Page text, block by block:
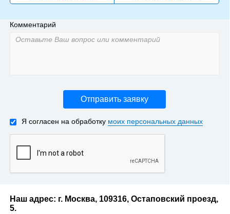
Комментарий
Отправить заявку
Я согласен на обработку моих персональных данных
Наш адрес: г. Москва, 109316, Остаповский проезд,
5.